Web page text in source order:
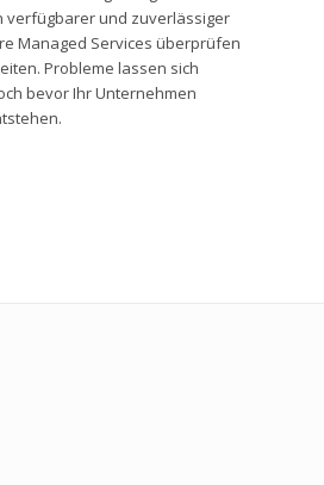
verfügbarer und zuverlässiger
Managed Services überprüfen
Probleme lassen sich
bevor Ihr Unternehmen